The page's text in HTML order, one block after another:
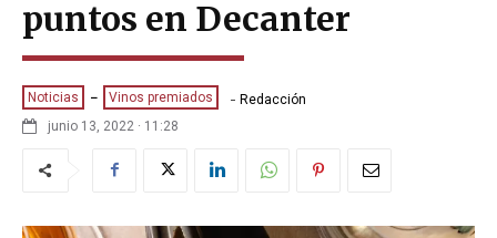
puntos en Decanter
Noticias Vinos premiados - Redacción
junio 13, 2022 · 11:28